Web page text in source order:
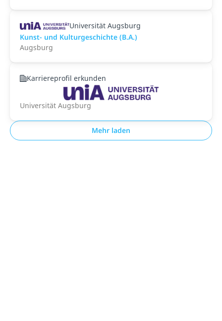
Universität Augsburg
Kunst- und Kulturgeschichte (B.A.)
Augsburg
Karriereprofil erkunden
Universität Augsburg
Mehr laden